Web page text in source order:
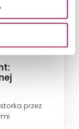
przez